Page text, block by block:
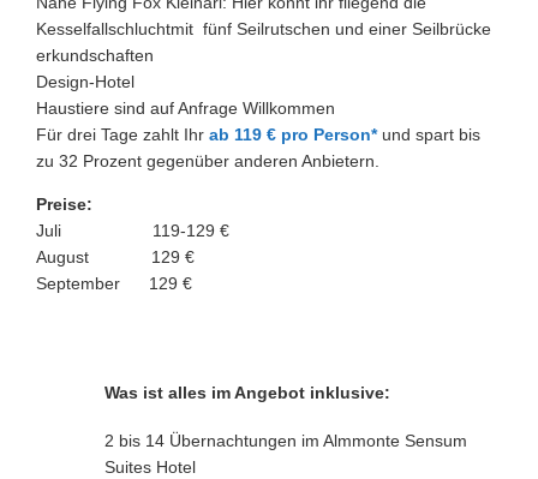
Kesselfallschluchtmit fünf Seilrutschen und einer Seilbrücke
erkundschaften
Design-Hotel
Haustiere sind auf Anfrage Willkommen
Für drei Tage zahlt Ihr ab 119 € pro Person*und spart bis
zu 32 Prozent gegenüber anderen Anbietern.
Preise:
Juli 119-129 €
August 129 €
September 129 €
Was ist alles im Angebot inklusive:
2 bis 14 Übernachtungen im Almmonte Sensum
Suites Hotel